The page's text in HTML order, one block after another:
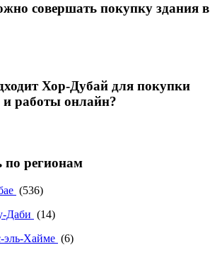
совершать покупку здания в
Хор-Дубай для покупки
работы онлайн?
по регионам
(536)
Даби (14)
эль-Хайме (6)